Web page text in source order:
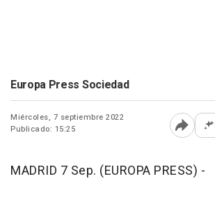
Europa Press Sociedad
Miércoles, 7 septiembre 2022
Publicado: 15:25
Abrir
MADRID 7 Sep. (EUROPA PRESS) -